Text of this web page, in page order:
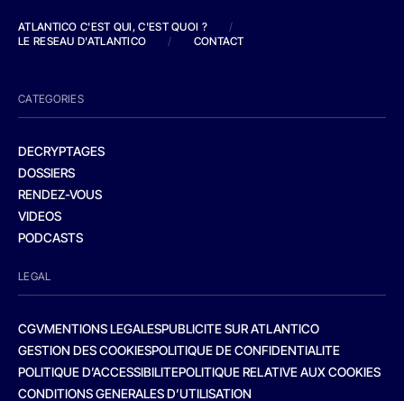
ATLANTICO C'EST QUI, C'EST QUOI ?
/
LE RESEAU D'ATLANTICO
/ CONTACT
CATEGORIES
DECRYPTAGES
DOSSIERS
RENDEZ-VOUS
VIDEOS
PODCASTS
LEGAL
CGVMENTIONS LEGALESPUBLICITE SUR ATLANTICO
GESTION DES COOKIESPOLITIQUE DE CONFIDENTIALITE
POLITIQUE D’ACCESSIBILITEPOLITIQUE RELATIVE AUX COOKIES
CONDITIONS GENERALES D’UTILISATION